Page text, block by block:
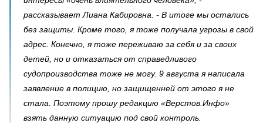
рассказывает Лиана Кабировна. - В итоге мы остались
без защиты. Кроме того, я тоже получала угрозы в свой
адрес. Конечно, я тоже переживаю за себя и за своих
детей, но и отказаться от справедливого
судопроизводства тоже не могу. 9 августа я написала
заявление в полицию, но защищенней от этого я не
стала. Поэтому прошу редакцию «Верстов.Инфо»
взять данную ситуацию под свой контроль.